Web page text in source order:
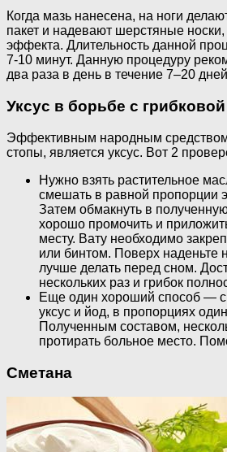
Когда мазь нанесена, на ноги
пакет и надевают шерстяные
эффекта. Длительность данной
7-10 минут. Данную процедуру
два раза в день в течение 7–20
Уксус в борьбе с
Эффективным народным средством
стопы, является уксус. Вот 2
Нужно взять растительное
смешать в равной пропорции
Затем обмакнуть в
хорошо промочить и
месту. Вату необходимо
или бинтом. Поверх наденьте
лучше делать перед сном.
нескольких раз и грибок
Еще один хороший способ —
уксус и йод, в пропорциях
Полученным составом,
протирать больное место.
Сметана